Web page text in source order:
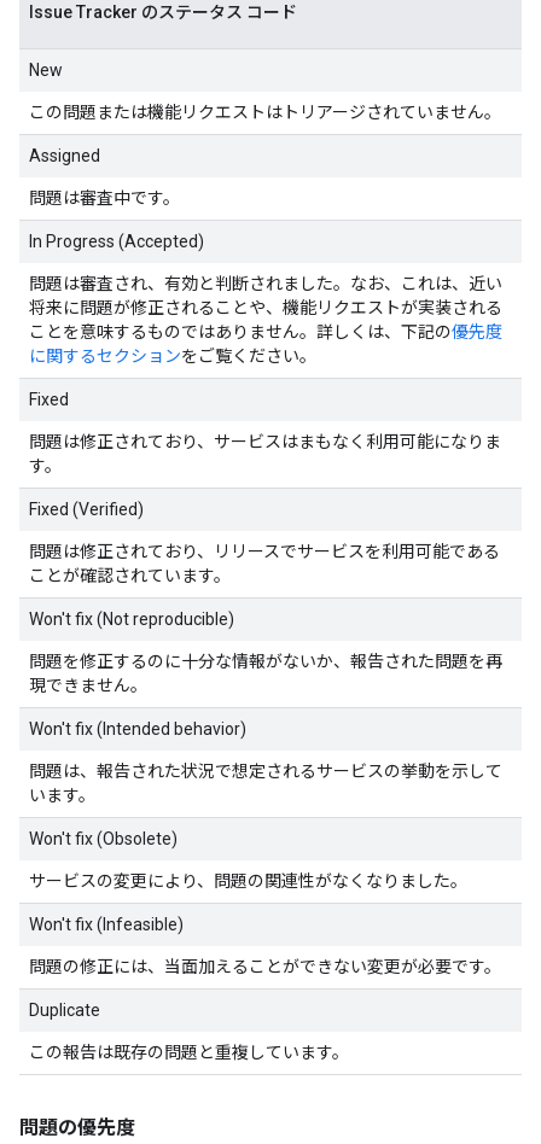
Issue Tracker のステータス コード
New
この問題または機能リクエストはトリアージされていません。
Assigned
問題は審査中です。
In Progress (Accepted)
問題は審査され、有効と判断されました。なお、これは、近い
将来に問題が修正されることや、機能リクエストが実装される
ことを意味するものではありません。詳しくは、下記の優先度
に関するセクションをご覧ください。
Fixed
問題は修正されており、サービスはまもなく利用可能になりま
す。
Fixed (Verified)
問題は修正されており、リリースでサービスを利用可能である
ことが確認されています。
Won't fix (Not reproducible)
問題を修正するのに十分な情報がないか、報告された問題を再
現できません。
Won't fix (Intended behavior)
問題は、報告された状況で想定されるサービスの挙動を示して
います。
Won't fix (Obsolete)
サービスの変更により、問題の関連性がなくなりました。
Won't fix (Infeasible)
問題の修正には、当面加えることができない変更が必要です。
Duplicate
この報告は既存の問題と重複しています。
問題の優先度